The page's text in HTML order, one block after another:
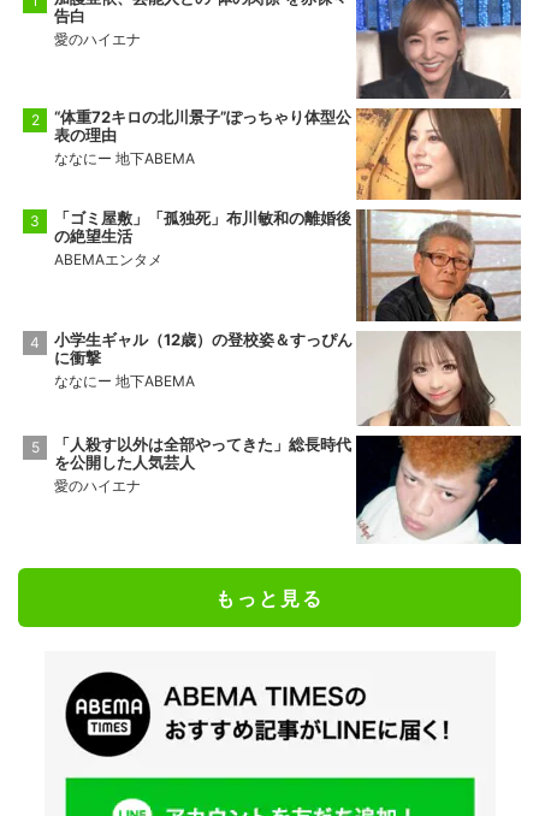
告白
愛のハイエナ
“体重72キロの北川景子”ぽっちゃり体型公
表の理由
ななにー 地下ABEMA
「ゴミ屋敷」「孤独死」布川敏和の離婚後
の絶望生活
ABEMAエンタメ
小学生ギャル（12歳）の登校姿＆すっぴん
に衝撃
ななにー 地下ABEMA
「人殺す以外は全部やってきた」総長時代
を公開した人気芸人
愛のハイエナ
もっと見る